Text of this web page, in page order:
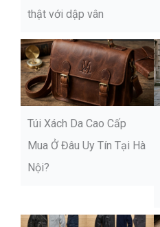
thật với dập vân
Túi Xách Da Cao Cấp
Mua Ở Đâu Uy Tín Tại Hà
Nội?